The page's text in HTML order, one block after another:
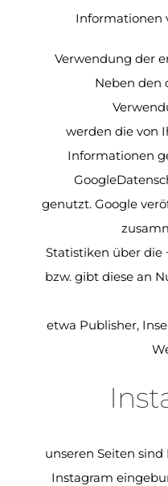
Informationen
Verwendung der
Neben den
werden die von
Informationen
genutzt. Google
Statistiken über die
bzw. gibt diese an
etwa Publisher,
unseren Seiten
Instagram